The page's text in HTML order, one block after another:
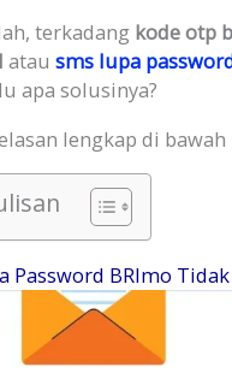
terkadang kode otp
atausms lupa
apa solusinya?
lengkap di bawah
Password BRImo